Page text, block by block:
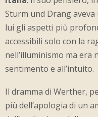
Sturm und Drang
lui gli aspetti più
accessibili solo con la
nell’illuminismo ma era
sentimento e all’intuito.
Il dramma di Werther,
più dell’apologia di un